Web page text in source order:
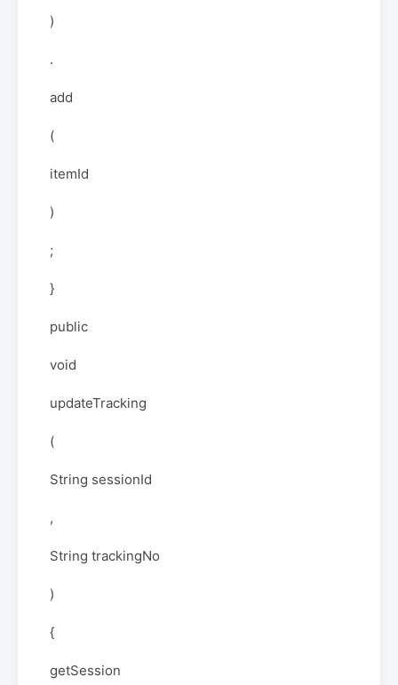
)
.
add
(
itemId
)
;
}
public
void
updateTracking
(
String sessionId
,
String trackingNo
)
{
getSession